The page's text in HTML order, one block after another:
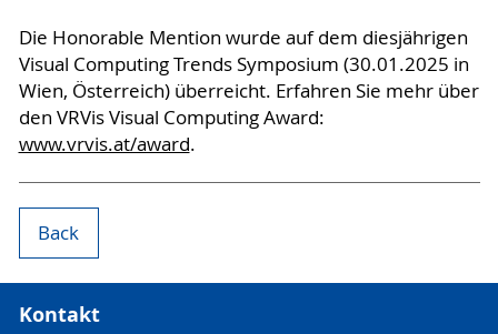
Die Honorable Mention wurde auf dem diesjährigen
Visual Computing Trends Symposium (30.01.2025 in
Wien, Österreich) überreicht. Erfahren Sie mehr über
den VRVis Visual Computing Award:
www.vrvis.at/award.
Back
Kontakt